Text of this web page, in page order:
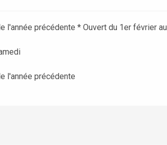
l'année précédente * Ouvert du 1er février au
l'année précédente